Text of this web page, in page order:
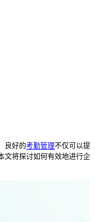
良好的考勤管理不仅可以提
文将探讨如何有效地进行企